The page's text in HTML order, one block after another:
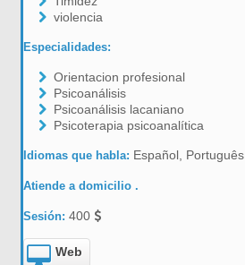
violencia
Especialidades:
Orientacion profesional
Psicoanálisis
Psicoanálisis lacaniano
Psicoterapia psicoanalítica
Idiomas que habla: Español, Português
Atiende a domicilio .
Sesión:400
Web